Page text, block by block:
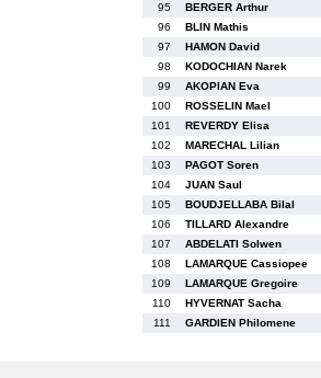
95
BERGER Arthur
96
BLIN Mathis
97
HAMON David
98
KODOCHIAN Narek
99
AKOPIAN Eva
100
ROSSELIN Mael
101
REVERDY Elisa
102
MARECHAL Lilian
103
PAGOT Soren
104
JUAN Saul
105
BOUDJELLABA Bilal
106
TILLARD Alexandre
107
ABDELATI Solwen
108
LAMARQUE Cassiopee
109
LAMARQUE Gregoire
110
HYVERNAT Sacha
111
GARDIEN Philomene